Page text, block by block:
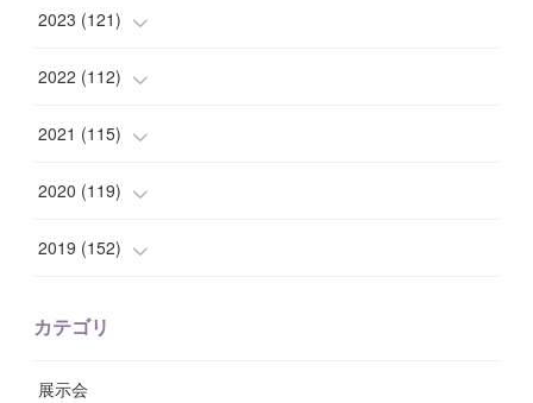
(9)
( 7)
( 8 )
(7)
( 8)
( 7 )
( 10)
9
(14)
( 15)
( 11)
( 10)
( 11)
2023 (121)
( 12)
( 8)
( 8)
( 6)
2022 (112)
( 10)
( 7)
(8)
2021 (115)
( 14)
(13)
2020 (119)
(7)
2019 (152)
カテゴリ
展示会